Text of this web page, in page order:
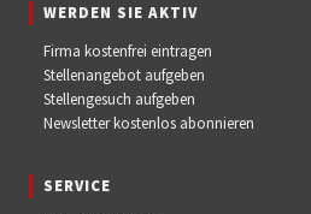
WERDEN SIE AKTIV
Firma kostenfrei eintragen
Stellenangebot aufgeben
Stellengesuch aufgeben
Newsletter kostenlos abonnieren
SERVICE